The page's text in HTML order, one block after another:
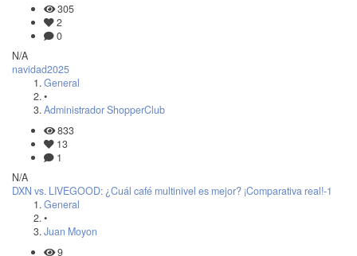
305
2
0
N/A
navidad2025
General
•
Administrador ShopperClub
833
13
1
N/A
DXN vs. LIVEGOOD: ¿Cuál café multinivel es mejor? ¡Comparativa real!-1
General
•
Juan Moyon
9